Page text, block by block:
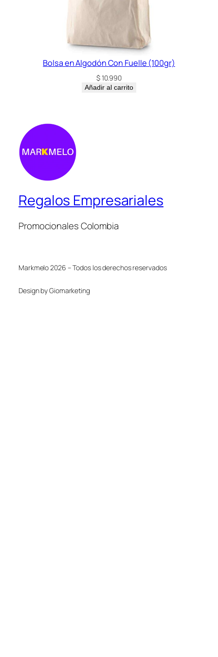
Bolsa en Algodón Con Fuelle (100gr)
$10.990
Añadir al carrito
Regalos Empresariales
Promocionales Colombia
Markmelo 2026 – Todos los derechos reservados
Design by Giomarketing